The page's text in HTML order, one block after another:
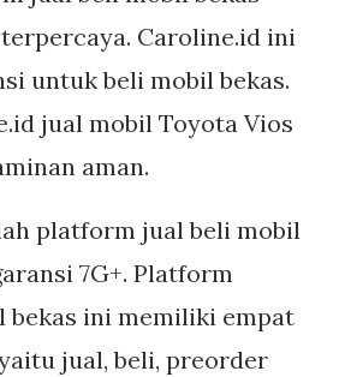
Caroline.id ini
untuk beli mobil bekas.
jual mobil Toyota Vios
aman.
platform jual beli mobil
7G+. Platform
bekas ini memiliki empat
jual, beli, preorder